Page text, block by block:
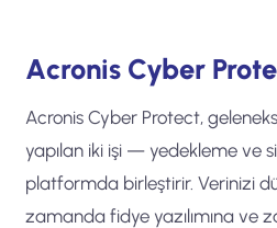
Acronis Cyber
Acronis Cyber Protect,
yapılan iki işi — yedekleme ve
platformda birleştirir. Verinizi
zamanda fidye yazılımına ve